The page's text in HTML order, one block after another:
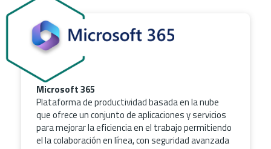
Microsoft 365
Plataforma de productividad basada en la nube
que ofrece un conjunto de aplicaciones y servicios
para mejorar la eficiencia en el trabajo permitiendo
el la colaboración en línea, con seguridad avanzada